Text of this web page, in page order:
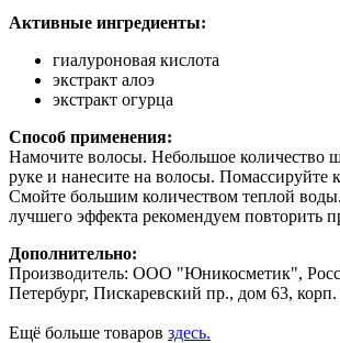
Активные ингредиенты:
гиалуроновая кислота
экстракт алоэ
экстракт огурца
Способ применения:
Намочите волосы. Небольшое количество
руке и нанесите на волосы. Помассируйте
Смойте большим количеством теплой
лучшего эффекта рекомендуем повторить
Дополнительно:
Производитель: ООО "Юникосметик",
Петербург, Пискаревский пр., дом 63,
Ещё больше товаров здесь.